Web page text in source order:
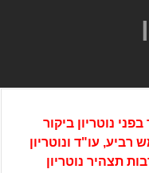
נוטריון ביקור
עו"ד ונוטריון
תצהיר נוטריון